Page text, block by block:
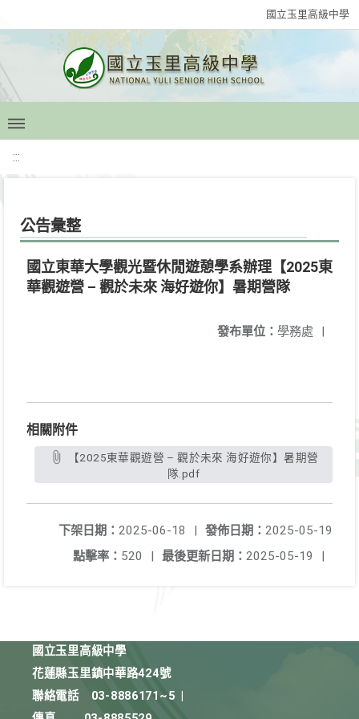
國立玉里高級中學
:::
公告彙整
國立東華大學觀光暨休閒遊憩學系辦理【2025東
華觀遊營 – 觀於未來 海好遊你】暑期營隊
發布單位： 學務處 |
相關附件
隊.pdf
發佈日期： 2025-05-19
下架日期： 2025-06-18
|
最後更新日期： 2025-05-19 |
點擊率： 520 |
國立玉里高級中學
花蓮縣玉里鎮中華路424號
聯絡電話
03-8886171~5